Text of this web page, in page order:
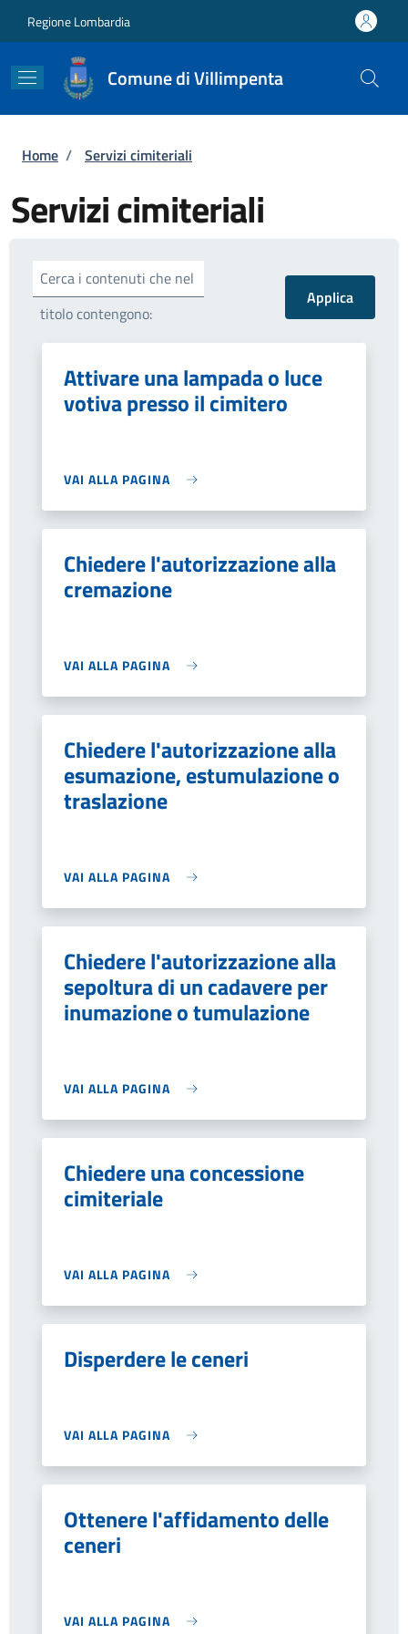
Regione Lombardia
Comune di Villimpenta
Briciole di pane
Home / Servizi cimiteriali
Servizi cimiteriali
Cerca i contenuti che nel
titolo contengono:
Attivare una lampada o luce
votiva presso il cimitero
VAI ALLA PAGINA
Chiedere l'autorizzazione alla
cremazione
VAI ALLA PAGINA
Chiedere l'autorizzazione alla
esumazione, estumulazione o
traslazione
VAI ALLA PAGINA
Chiedere l'autorizzazione alla
sepoltura di un cadavere per
inumazione o tumulazione
VAI ALLA PAGINA
Chiedere una concessione
cimiteriale
VAI ALLA PAGINA
Disperdere le ceneri
VAI ALLA PAGINA
Ottenere l'affidamento delle
ceneri
VAI ALLA PAGINA